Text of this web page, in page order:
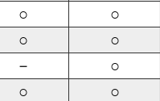
○ ○
○ ○
－ ○
○ ○